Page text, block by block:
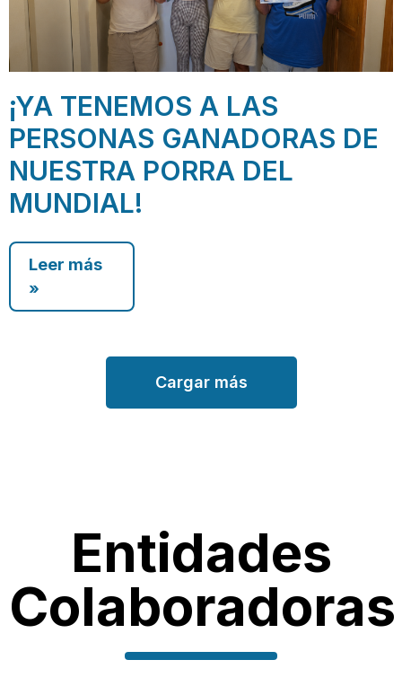
¡YA TENEMOS A LAS
PERSONAS GANADORAS DE
NUESTRA PORRA DEL
MUNDIAL!
Leer más
»
Cargar más
Entidades
Colaboradoras